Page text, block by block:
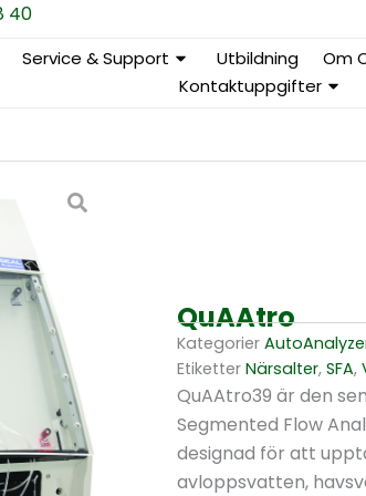
40
Service & Support Utbildning
Om
Kontaktuppgifter
QuAAtro
Kategorier
Etiketter Närsalter, SFA,
QuAAtro39 är den
Segmented Flow
designad för att
avloppsvatten,